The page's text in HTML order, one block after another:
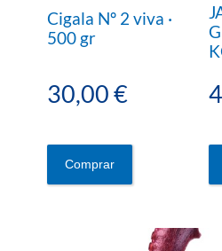
Cigala Nº 2 viva ·
500 gr
30,00 €
Comprar